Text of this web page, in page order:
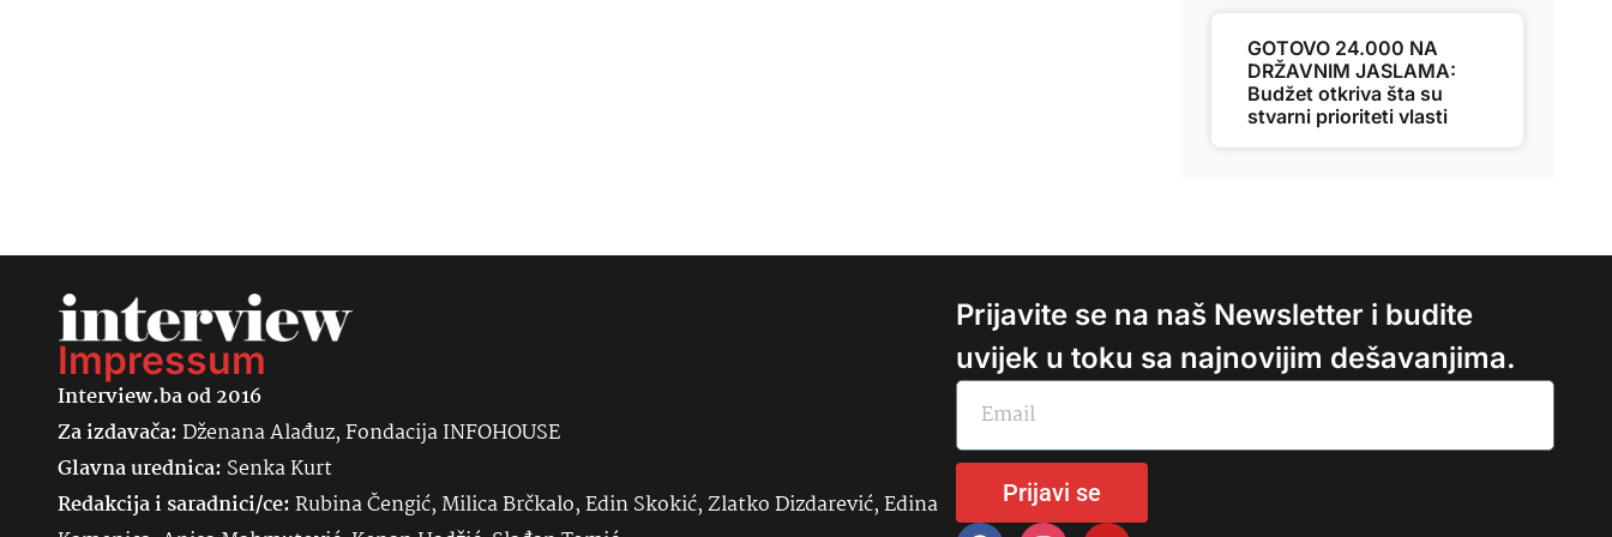
GOTOVO 24.000 NA
DRŽAVNIM JASLAMA:
Budžet otkriva šta su
stvarni prioriteti vlasti
Impressum
Interview.ba od 2016
Za izdavača:Dženana Alađuz, Fondacija INFOHOUSE
Glavna urednica: SenkaKurt
Redakcija i saradnici/ce:Rubina Čengić, Milica Brčkalo, Edin Skokić, Zlatko Dizdarević, Edina
Prijavite se na naš Newsletter i budite
uvijek u toku sa najnovijim dešavanjima.
Prijavi se